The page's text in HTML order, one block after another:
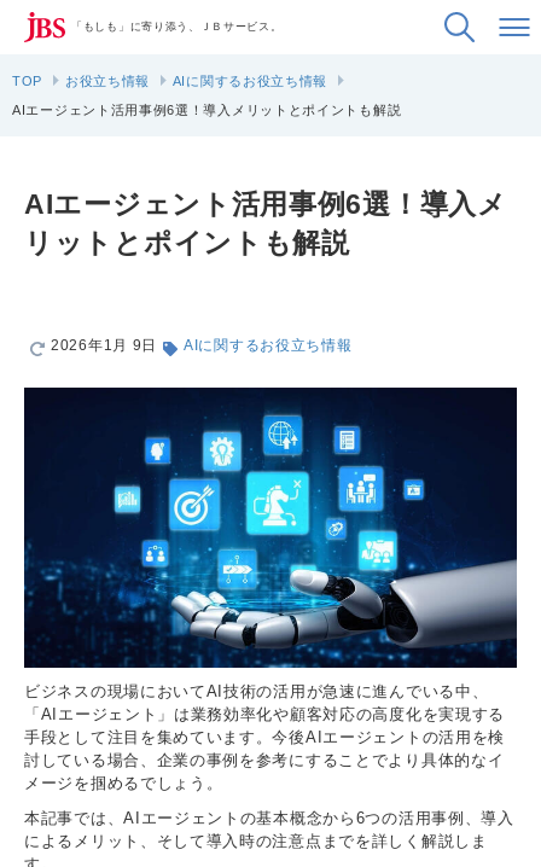
「もしも」に寄り添う、ＪＢサービス。
TOP お役立ち情報
AIに関するお役立ち情報
AIエージェント活用事例6選！導入メリットとポイントも解説
AIエージェント活用事例6選！導入メ
リットとポイントも解説
2026年1月 9日 AIに関するお役立ち情報
ビジネスの現場においてAI技術の活用が急速に進んでいる中、
「AIエージェント」は業務効率化や顧客対応の高度化を実現する
手段として注目を集めています。今後AIエージェントの活用を検
討している場合、企業の事例を参考にすることでより具体的なイ
メージを掴めるでしょう。
本記事では、AIエージェントの基本概念から6つの活用事例、導入
によるメリット、そして導入時の注意点までを詳しく解説しま